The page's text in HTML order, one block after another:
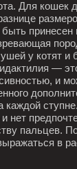
Для кошек
принесен
у котят и
—
и
каждой
нет
пальцев.
в